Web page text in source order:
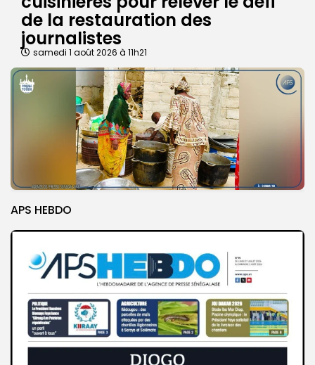
de la restauration des
journalistes
samedi 1 août 2026 à 11h21
APS HEBDO